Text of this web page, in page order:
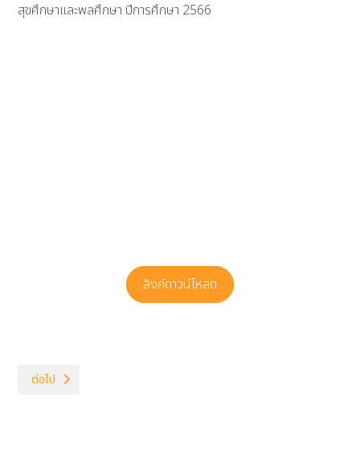
สุขศึกษาและพลศึกษา ปีการศึกษา 2566
ลิงค์ดาวน์โหลด
เนื้อหาถัดไป: โครงสร้างหลักสูตรศิลปะ
ต่อไป